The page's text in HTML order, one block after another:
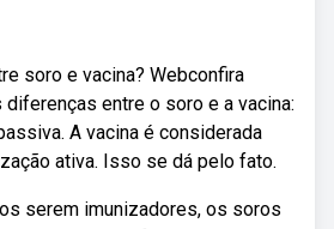
soro e vacina? Webconfira
entre o soro e a vacina:
A vacina é considerada
ativa. Isso se dá pelo fato.
serem imunizadores, os soros